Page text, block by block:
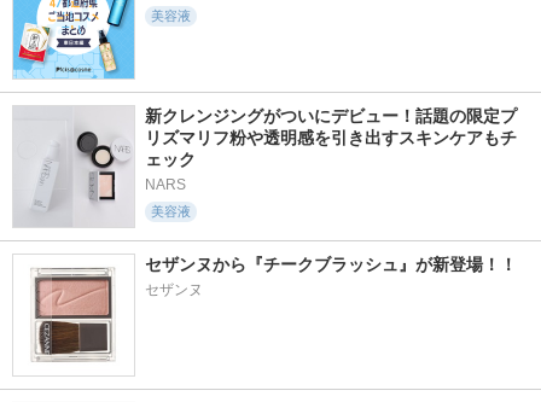
39424件
フェイシャル トリ
ートメント エッセ
ンス
6.0
215件
ア
4.7
557件
5.0
126件
5.3
6670件
5.3
149件
美容液
新クレンジングがついにデビュー！話題の限定プ
リズマリフ粉や透明感を引き出すスキンケアもチ
ェック
NARS
美容液
セザンヌから『チークブラッシュ』が新登場！！
セザンヌ